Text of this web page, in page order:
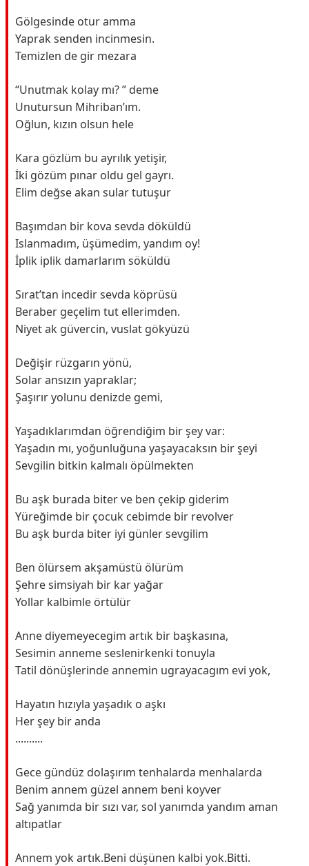
Gölgesinde otur amma
Yaprak senden incinmesin.
Temizlen de gir mezara
“Unutmak kolay mı? ” deme
Unutursun Mihriban’ım.
Oğlun, kızın olsun hele
Kara gözlüm bu ayrılık yetişir,
İki gözüm pınar oldu gel gayrı.
Elim değse akan sular tutuşur
Başımdan bir kova sevda döküldü
Islanmadım, üşümedim, yandım oy!
İplik iplik damarlarım söküldü
Sırat’tan incedir sevda köprüsü
Beraber geçelim tut ellerimden.
Niyet ak güvercin, vuslat gökyüzü
Değişir rüzgarın yönü,
Solar ansızın yapraklar;
Şaşırır yolunu denizde gemi,
Yaşadıklarımdan öğrendiğim bir şey var:
Yaşadın mı, yoğunluğuna yaşayacaksın bir şeyi
Sevgilin bitkin kalmalı öpülmekten
Bu aşk burada biter ve ben çekip giderim
Yüreğimde bir çocuk cebimde bir revolver
Bu aşk burda biter iyi günler sevgilim
Ben ölürsem akşamüstü ölürüm
Şehre simsiyah bir kar yağar
Yollar kalbimle örtülür
Anne diyemeyecegim artık bir başkasına,
Sesimin anneme seslenirkenki tonuyla
Tatil dönüşlerinde annemin ugrayacagım evi yok,
Hayatın hızıyla yaşadık o aşkı
Her şey bir anda
..........
Gece gündüz dolaşırım tenhalarda menhalarda
Benim annem güzel annem beni koyver
Sağ yanımda bir sızı var, sol yanımda yandım aman
altıpatlar
Annem yok artık.Beni düşünen kalbi yok.Bitti.